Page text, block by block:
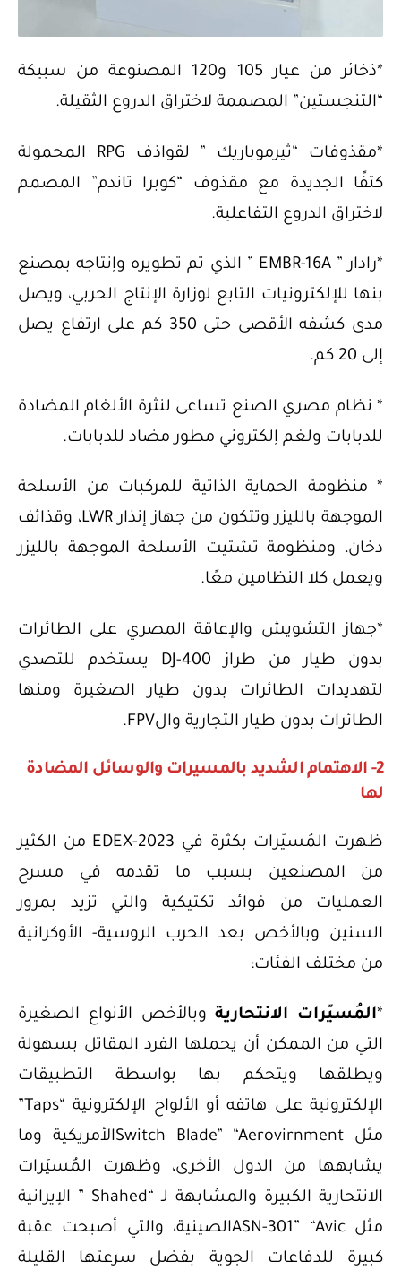
*ذخائر من عيار 105 و120 المصنوعة من سبيكة
“التنجستين” المصممة لاختراق الدروع الثقيلة.
*مقذوفات “ثيرموباريك ” لقواذف RPG المحمولة
كتفًا الجديدة مع مقذوف “كوبرا تاندم” المصمم
لاختراق الدروع التفاعلية.
*رادار ” EMBR-16A ” الذي تم تطويره وإنتاجه بمصنع
بنها للإلكترونيات التابع لوزارة الإنتاج الحربي، ويصل
مدى كشفه الأقصى حتى 350 كم على ارتفاع يصل
إلى 20 كم.
* نظام مصري الصنع تساعى لنثرة الألغام المضادة
للدبابات ولغم إلكتروني مطور مضاد للدبابات.
* منظومة الحماية الذاتية للمركبات من الأسلحة
الموجهة بالليزر وتتكون من جهاز إنذار LWR، وقذائف
دخان، ومنظومة تشتيت الأسلحة الموجهة بالليزر
ويعمل كلا النظامين معًا.
*جهاز التشويش والإعاقة المصري على الطائرات
بدون طيار من طراز DJ-400 يستخدم للتصدي
لتهديدات الطائرات بدون طيار الصغيرة ومنها
الطائرات بدون طيار التجارية والFPV.
2- الاهتمام الشديد بالمسيرات والوسائل المضادة
لها
ظهرت المُسيّرات بكثرة في EDEX-2023 من الكثير
من المصنعين بسبب ما تقدمه في مسرح
العمليات من فوائد تكتيكية والتي تزيد بمرور
السنين وبالأخص بعد الحرب الروسية- الأوكرانية
من مختلف الفئات:
المُسيّرات الانتحاريةوبالأخص الأنواع الصغيرة
التي من الممكن أن يحملها الفرد المقاتل بسهولة
ويطلقها ويتحكم بها بواسطة التطبيقات
الإلكترونية على هاتفه أو الألواح الإلكترونية “Taps”
مثل Switch Blade” “Aerovirnmentالأمريكية وما
يشابهها من الدول الأخرى، وظهرت المُسيَرات
الانتحارية الكبيرة والمشابهة لـ “Shahed ” الإيرانية
مثل ASN-301” “Avicالصينية، والتي أصبحت عقبة
كبيرة للدفاعات الجوية بفضل سرعتها القليلة